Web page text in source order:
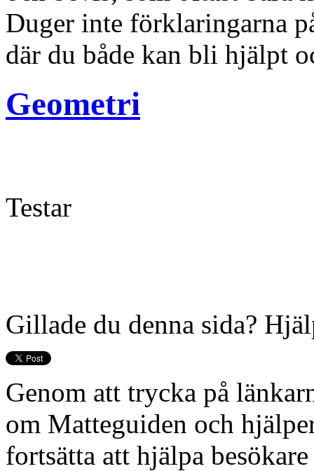
Duger inte förklaringarna
där du både kan bli hjälpt
Geometri
Testar
Gillade du denna sida?
Genom att trycka på
om Matteguiden och
fortsätta att hjälpa